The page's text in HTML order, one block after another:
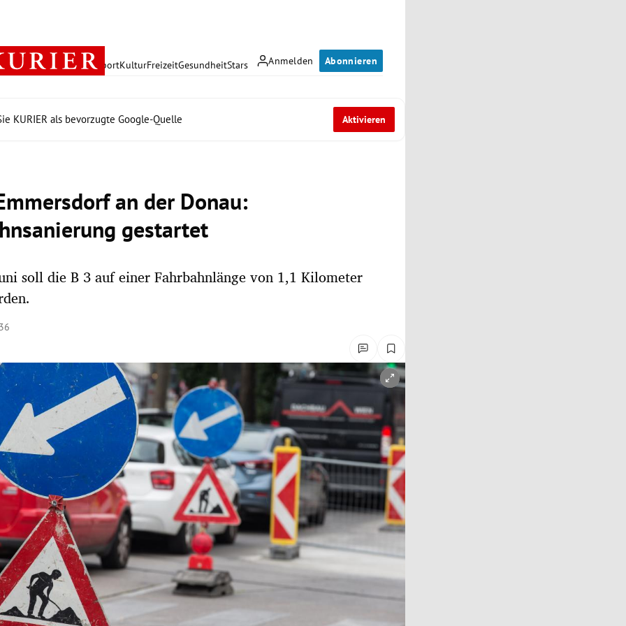
Anmelden Abonnieren
PolitikWirtschaft SportKulturFreizeitGesundheitStars
KURIER als bevorzugte Google-Quelle Aktivieren
an der Donau:
gestartet
soll die B 3 auf einer Fahrbahnlänge von 1,1 Kilometer
öffnen/schließen